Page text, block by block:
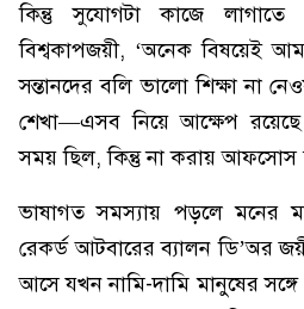
কিন্তু সুযোগটা কাজে লাগাতে
বিশ্বকাপজয়ী, ‘অনেক
সন্তানদের বলি ভালো শিক্ষা না
শেখা—এসব নিয়ে আক্ষেপ
সময় ছিল, কিন্তু না করায় আফসোস
ভাষাগত সমস্যায় পড়লে মনের
রেকর্ড আটবারের ব্যালন ডি’অর
আসে যখন নামি-দামি মানুষের